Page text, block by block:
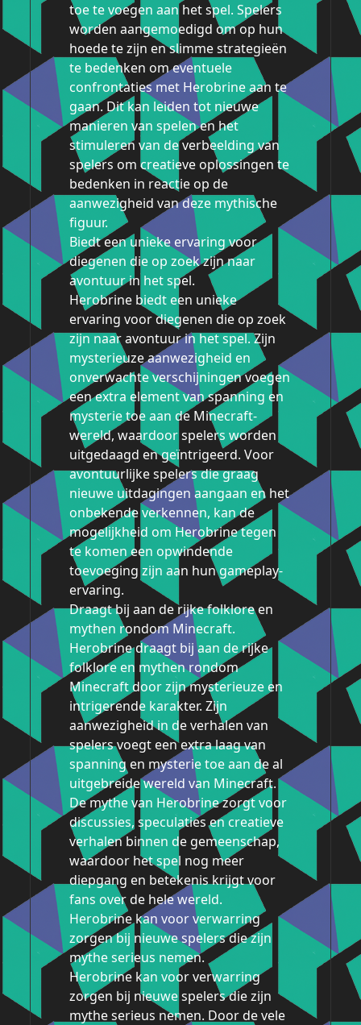
toe te voegen aan het spel. Spelers
worden aangemoedigd om op hun
hoede te zijn en slimme strategieën
te bedenken om eventuele
confrontaties met Herobrine aan te
gaan. Dit kan leiden tot nieuwe
manieren van spelen en het
stimuleren van de verbeelding van
spelers om creatieve oplossingen te
bedenken in reactie op de
aanwezigheid van deze mythische
figuur.
Biedt een unieke ervaring voor
diegenen die op zoek zijn naar
avontuur in het spel.
Herobrine biedt een unieke
ervaring voor diegenen die op zoek
zijn naar avontuur in het spel. Zijn
mysterieuze aanwezigheid en
onverwachte verschijningen voegen
een extra element van spanning en
mysterie toe aan de Minecraft-
wereld, waardoor spelers worden
uitgedaagd en geïntrigeerd. Voor
avontuurlijke spelers die graag
nieuwe uitdagingen aangaan en het
onbekende verkennen, kan de
mogelijkheid om Herobrine tegen
te komen een opwindende
toevoeging zijn aan hun gameplay-
ervaring.
Draagt bij aan de rijke folklore en
mythen rondom Minecraft.
Herobrine draagt bij aan de rijke
folklore en mythen rondom
Minecraft door zijn mysterieuze en
intrigerende karakter. Zijn
aanwezigheid in de verhalen van
spelers voegt een extra laag van
spanning en mysterie toe aan de al
uitgebreide wereld van Minecraft.
De mythe van Herobrine zorgt voor
discussies, speculaties en creatieve
verhalen binnen de gemeenschap,
waardoor het spel nog meer
diepgang en betekenis krijgt voor
fans over de hele wereld.
Herobrine kan voor verwarring
zorgen bij nieuwe spelers die zijn
mythe serieus nemen.
Herobrine kan voor verwarring
zorgen bij nieuwe spelers die zijn
mythe serieus nemen. Door de vele